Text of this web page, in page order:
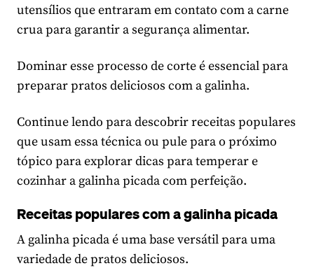
utensílios que entraram em contato com a carne
crua para garantir a segurança alimentar.
Dominar esse processo de corte é essencial para
preparar pratos deliciosos com a galinha.
Continue lendo para descobrir receitas populares
que usam essa técnica ou pule para o próximo
tópico para explorar dicas para temperar e
cozinhar a galinha picada com perfeição.
Receitas populares com a galinha picada
A galinha picada é uma base versátil para uma
variedade de pratos deliciosos.